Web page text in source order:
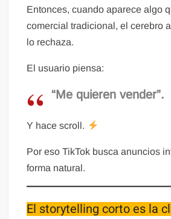
Entonces, cuando aparece algo
comercial tradicional, el cerebro
lo rechaza.
El usuario piensa:
“Me quieren vender”.
Y hace scroll.
Por eso TikTok busca anuncios
forma natural.
El storytelling corto es la